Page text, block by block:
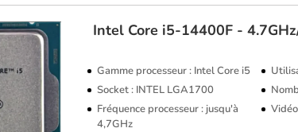
Intel Core i5-14400F -
Gamme processeur : Intel Core i5
Socket : INTEL LGA1700
Fréquence processeur : jusqu'à
4,7GHz